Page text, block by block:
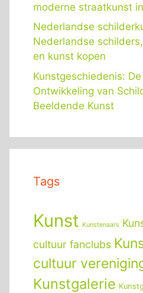
moderne straatkunst
Nederlandse
Nederlandse
en kunst kopen
Kunstgeschiedenis: De
Ontwikkeling van
Beeldende Kunst
Tags
Kunst Kunstenaars
cultuur fanclubs
cultuur
Kunstgalerie